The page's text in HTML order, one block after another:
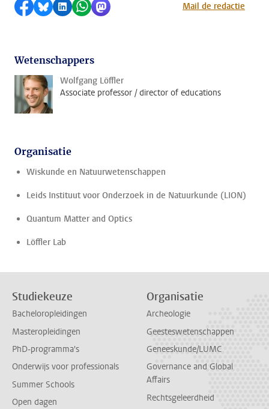
Delen op Facebook
Delen via Bluesky
Delen op LinkedIn
Delen via WhatsApp
Delen via MastodonMail de redactie
Wetenschappers
Wolfgang Löffler
Associate professor / director of educations
Organisatie
Wiskunde en Natuurwetenschappen
Leids Instituut voor Onderzoek in de Natuurkunde (LION)
Quantum Matter and Optics
Löffler Lab
Studiekeuze
Bacheloropleidingen
Masteropleidingen
PhD-programma's
Onderwijs voor professionals
Summer Schools
Open dagen
Organisatie
Archeologie
Geesteswetenschappen
Geneeskunde/LUMC
Governance and Global
Affairs
Rechtsgeleerdheid